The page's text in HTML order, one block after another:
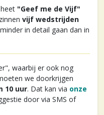
"Geef me de Vijf"
vijf wedstrijden
in detail gaan dan in
waarbij er ook nog
we doorkrijgen
10 uur. Dat kan via onze
door via SMS of